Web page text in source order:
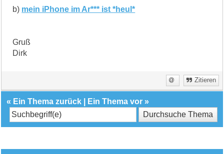
b) mein iPhone im Ar*** ist *heul*
Gruß
Dirk
Zitieren
« Ein Thema zurück Ein Thema vor »